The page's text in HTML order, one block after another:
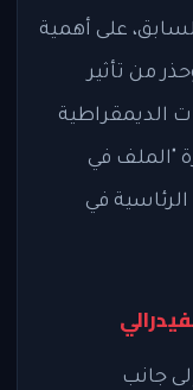
على أهمية
من تأثير
الديمقراطية
"الملف في
في
جانب